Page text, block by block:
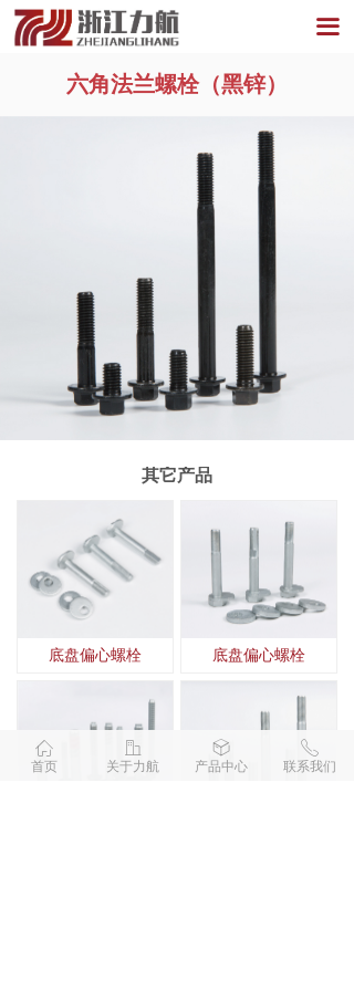
끀
六角法兰螺栓（黑锌）
其它产品
底盘偏心螺栓 底盘偏心螺栓
ꀇ
首页
ꀶ
关于力航
ꁦ
产品中心
ꂅ
联系我们